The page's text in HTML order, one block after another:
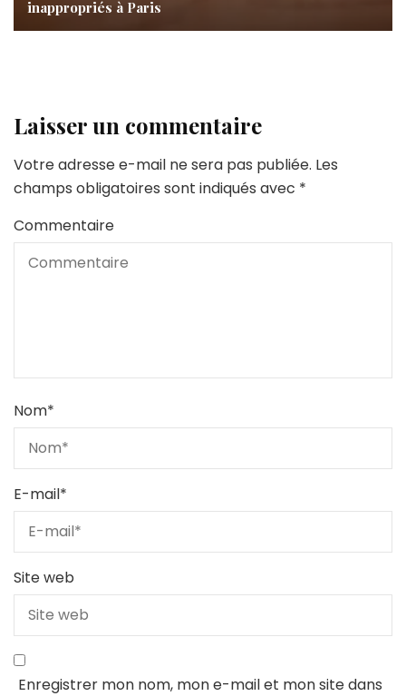
inappropriés à Paris
Laisser un commentaire
Votre adresse e-mail ne sera pas publiée. Les
champs obligatoires sont indiqués avec *
Commentaire
Nom*
E-mail*
Site web
Enregistrer mon nom, mon e-mail et mon site dans